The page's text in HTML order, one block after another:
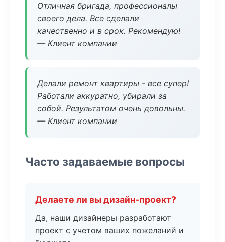
Отличная бригада, профессионалы
своего дела. Все сделали
качественно и в срок. Рекомендую!
— Клиент компании
Делали ремонт квартиры - все супер!
Работали аккуратно, убирали за
собой. Результатом очень довольны.
— Клиент компании
Часто задаваемые вопросы
Делаете ли вы дизайн-проект?
Да, наши дизайнеры разработают
проект с учетом ваших пожеланий и